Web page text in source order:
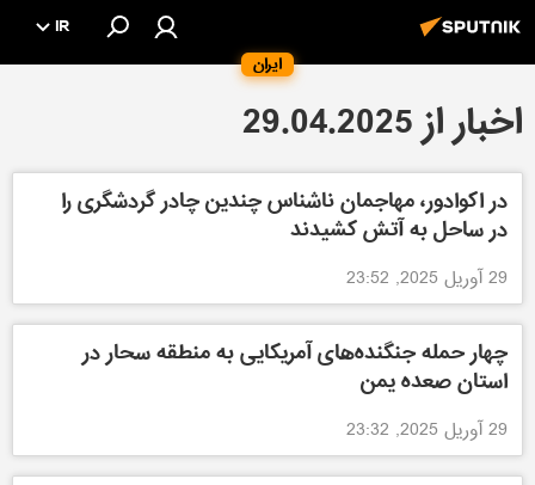
ایران
IR
اخبار از 29.04.2025
در اکوادور، مهاجمان ناشناس چندین چادر گردشگری را
در ساحل به آتش کشیدند
29 آوریل 2025, 23:52
چهار حمله جنگنده‌های آمریکایی به منطقه سحار در
استان صعده یمن
29 آوریل 2025, 23:32